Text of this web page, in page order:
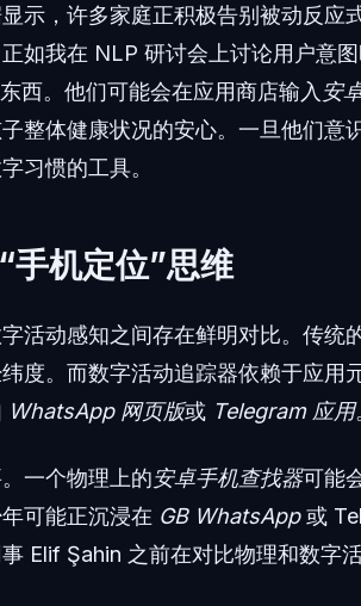
示，许多家庭正积极告别被动反应
如我在 NLP 研讨会上讨论用户意
西。他们可能会在应用商店输入 安
整体健康状况的安心。一旦他们意
习惯的工具。
手机定位”思维
活动感知之间存在鲜明对比。传统
度。而数字活动追踪器依赖于应用
WhatsApp 网页版或 Telegram 应用
一个物理上的安卓手机查找器可能
可能正沉浸在 GB WhatsApp或
Elif Şahin 之前在对比物理和数字